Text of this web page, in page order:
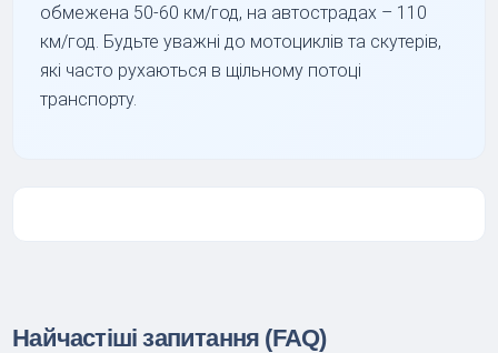
обмежена 50-60 км/год, на автострадах – 110
км/год. Будьте уважні до мотоциклів та скутерів,
які часто рухаються в щільному потоці
транспорту.
Найчастіші запитання (FAQ)